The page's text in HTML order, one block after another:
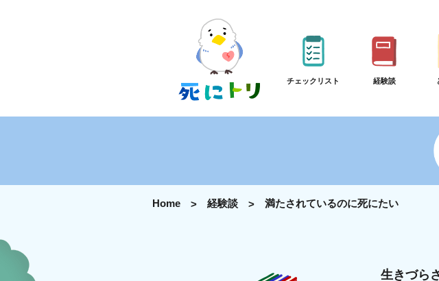
チェックリスト 経験談
Home 経験談 満たされているのに死にたい
生きづら